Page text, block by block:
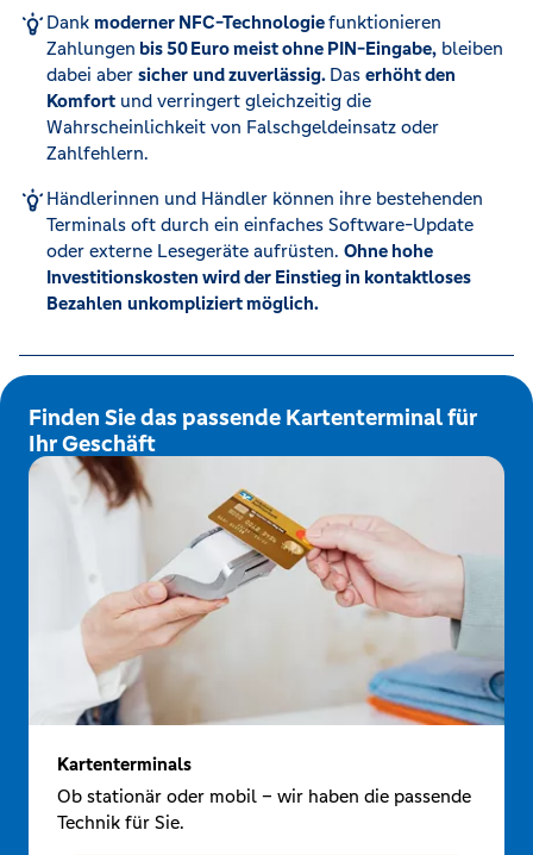
Dank moderner NFC-Technologiefunktionieren
Zahlungen bis 50 Euro meist ohne PIN-Eingabe,bleiben
dabei aber sicher und zuverlässig. Das erhöht den
Komfortund verringert gleichzeitig die
Wahrscheinlichkeit von Falschgeldeinsatz oder
Zahlfehlern.
Händlerinnen und Händler können ihre bestehenden
Terminals oft durch ein einfaches Software-Update
oder externe Lesegeräte aufrüsten. Ohne hohe
Investitionskosten wird der Einstieg in kontaktloses
Bezahlen unkompliziert möglich.
Finden Sie das passende Kartenterminal für
Ihr Geschäft
Kartenterminals
Ob stationär oder mobil – wir haben die passende
Technik für Sie.